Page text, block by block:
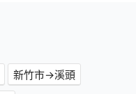
新竹市→溪頭